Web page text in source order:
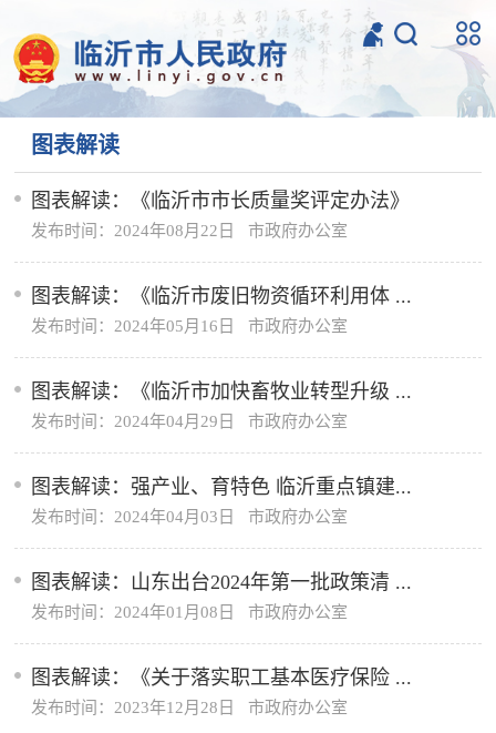
图表解读
图表解读：《临沂市市长质量奖评定办法》
发布时间：2024年08月22日 市政府办公室
图表解读：《临沂市废旧物资循环利用体 ...
发布时间：2024年05月16日 市政府办公室
图表解读：《临沂市加快畜牧业转型升级 ...
发布时间：2024年04月29日 市政府办公室
图表解读：强产业、育特色 临沂重点镇建...
发布时间：2024年04月03日 市政府办公室
图表解读：山东出台2024年第一批政策清 ...
发布时间：2024年01月08日 市政府办公室
图表解读：《关于落实职工基本医疗保险 ...
发布时间：2023年12月28日 市政府办公室